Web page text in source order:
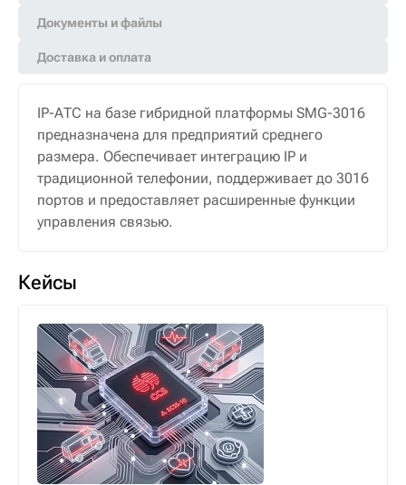
Документы и файлы
Доставка и оплата
IP-АТС на базе гибридной платформы SMG-3016
предназначена для предприятий среднего
размера. Обеспечивает интеграцию IP и
традиционной телефонии, поддерживает до 3016
портов и предоставляет расширенные функции
управления связью.
Кейсы